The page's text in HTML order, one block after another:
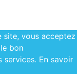
site, vous acceptez
bon
services. En savoir